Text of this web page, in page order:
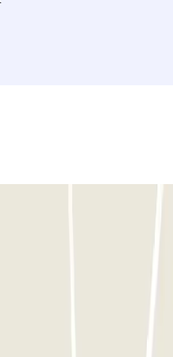
plus tôt, la barrière ne
suivant apparaîtra:
prendre un ticket et
la cabine de contrôle avec
pendant l'heure de